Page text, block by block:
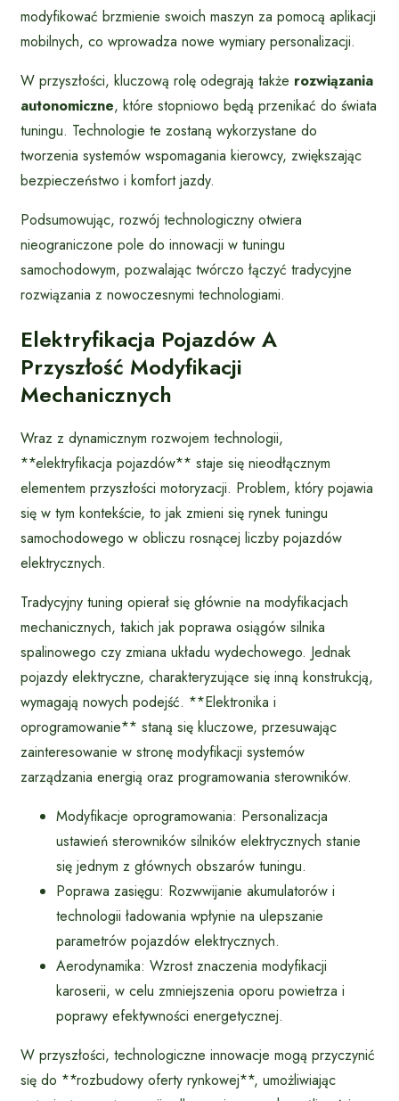
modyfikować brzmienie swoich maszyn za pomocą aplikacji
mobilnych, co wprowadza nowe wymiary personalizacji.
W przyszłości, kluczową rolę odegrają także rozwiązania
autonomiczne, które stopniowo będą przenikać do świata
tuningu. Technologie te zostaną wykorzystane do
tworzenia systemów wspomagania kierowcy, zwiększając
bezpieczeństwo i komfort jazdy.
Podsumowując, rozwój technologiczny otwiera
nieograniczone pole do innowacji w tuningu
samochodowym, pozwalając twórczo łączyć tradycyjne
rozwiązania z nowoczesnymi technologiami.
Elektryfikacja Pojazdów A
Przyszłość Modyfikacji
Mechanicznych
Wraz z dynamicznym rozwojem technologii,
**elektryfikacja pojazdów** staje się nieodłącznym
elementem przyszłości motoryzacji. Problem, który pojawia
się w tym kontekście, to jak zmieni się rynek tuningu
samochodowego w obliczu rosnącej liczby pojazdów
elektrycznych.
Tradycyjny tuning opierał się głównie na modyfikacjach
mechanicznych, takich jak poprawa osiągów silnika
spalinowego czy zmiana układu wydechowego. Jednak
pojazdy elektryczne, charakteryzujące się inną konstrukcją,
wymagają nowych podejść. **Elektronika i
oprogramowanie** staną się kluczowe, przesuwając
zainteresowanie w stronę modyfikacji systemów
zarządzania energią oraz programowania sterowników.
Modyfikacje oprogramowania: Personalizacja
ustawień sterowników silników elektrycznych stanie
się jednym z głównych obszarów tuningu.
Poprawa zasięgu: Rozwwijanie akumulatorów i
technologii ładowania wpłynie na ulepszanie
parametrów pojazdów elektrycznych.
Aerodynamika: Wzrost znaczenia modyfikacji
karoserii, w celu zmniejszenia oporu powietrza i
poprawy efektywności energetycznej.
W przyszłości, technologiczne innowacje mogą przyczynić
się do **rozbudowy oferty rynkowej**, umożliwiając